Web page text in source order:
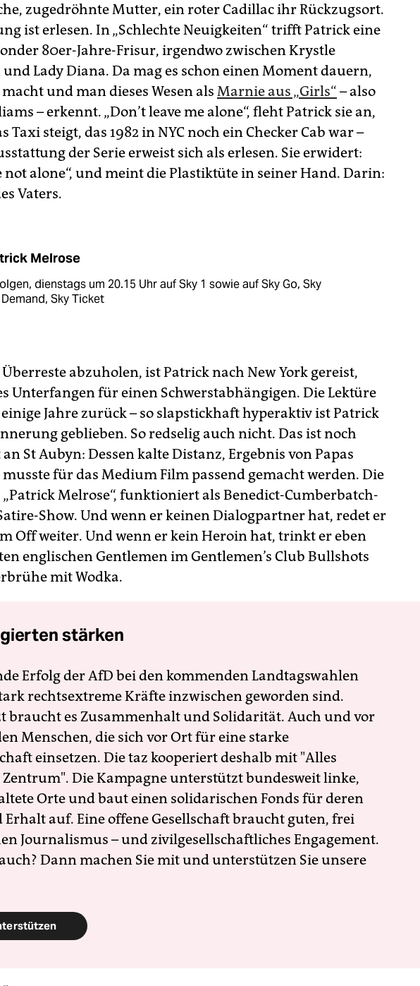
zugedröhnte Mutter, ein roter Cadillac ihr Rückzugsort.
ist erlesen. In „Schlechte Neuigkeiten“ trifft Patrick eine
80er-Jahre-Frisur, irgendwo zwischen Krystle
Lady Diana. Da mag es schon einen Moment dauern,
und man dieses Wesen als Marnie aus „Girls“ – also
– erkennt. „Don’t leave me alone“, fleht Patrick sie an,
Taxi steigt, das 1982 in NYC noch ein Checker Cab war –
der Serie erweist sich als erlesen. Sie erwidert:
not alone“, und meint die Plastiktüte in seiner Hand. Darin:
Vaters.
Melrose
dienstags um 20.15 Uhr auf Sky 1 sowie auf Sky Go, Sky
Sky Ticket
Überreste abzuholen, ist Patrick nach New York gereist,
Unterfangen für einen Schwerstabhängigen. Die Lektüre
Jahre zurück – so slapstickhaft hyperaktiv ist Patrick
geblieben. So redselig auch nicht. Das ist noch
St Aubyn: Dessen kalte Distanz, Ergebnis von Papas
für das Medium Film passend gemacht werden. Die
„Patrick Melrose“, funktioniert als Benedict-Cumberbatch-
Show. Und wenn er keinen Dialogpartner hat, redet er
Off weiter. Und wenn er kein Heroin hat, trinkt er eben
englischen Gentle­men im Gentlemen’s Club Bullshots
mit Wodka.
stärken
Erfolg der AfD bei den kommenden Landtagswahlen
rechtsextreme Kräfte inzwischen geworden sind.
braucht es Zusammenhalt und Solidarität. Auch und vor
Menschen, die sich vor Ort für eine starke
einsetzen. Die taz kooperiert deshalb mit "Alles
Die Kampagne unterstützt bundesweit linke,
Orte und baut einen solidarischen Fonds für deren
Erhalt auf. Eine offene Gesellschaft braucht guten, frei
Journalismus – und zivilgesellschaftliches Engagement.
Dann machen Sie mit und unterstützen Sie unsere